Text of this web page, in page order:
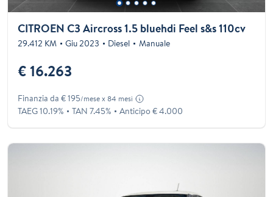
CITROEN C3 Aircross 1.5 bluehdi Feel s&s 110cv
29.412 KM Giu 2023 Diesel Manuale
€ 16.263
Finanzia da € 195/mese x 84 mesi
TAEG 10.19% TAN 7.45% Anticipo € 4.000